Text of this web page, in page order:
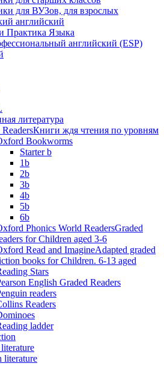
для ВУЗов, для взрослых
английский
Практика Языка
английский (ESP)
литература
Книги ждя чтения по уровням
Bookworms
Starter b
1b
2b
3b
4b
5b
6b
Phonics World ReadersGraded
for Children aged 3-6
Read and ImagineAdapted graded
books for Children. 6-13 aged
Stars
English Graded Readers
readers
Readers
ladder
literature